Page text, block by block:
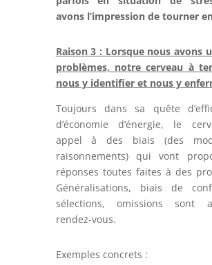
avons l’impression de tourner
Raison 3 : Lorsque nous avons
problèmes, notre cerveau à
nous y identifier et nous y
Toujours dans sa quête
d’économie d’énergie, le
appel à des biais (des
raisonnements) qui vont
réponses toutes faites à des
Généralisations, biais de
sélections, omissions sont
rendez-vous.
Exemples concrets :